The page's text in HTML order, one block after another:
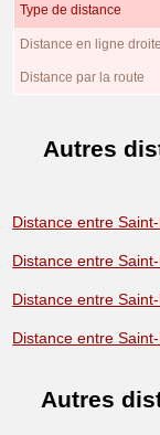
Type de distance
Distance en ligne droite
Distance par la route
Autres
Distance entre
Distance entre
Distance entre
Distance entre
Autres